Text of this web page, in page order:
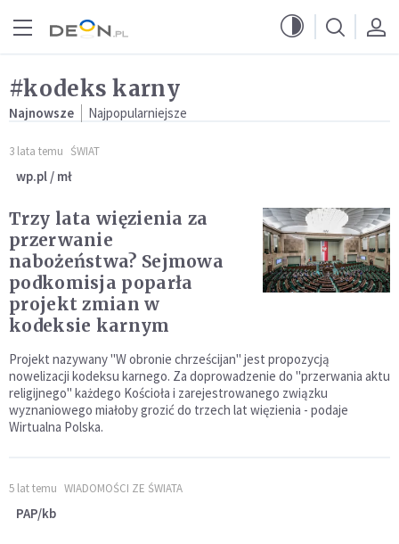
#kodeks karny
Najnowsze Najpopularniejsze
3 lata temu ŚWIAT
wp.pl / mł
Trzy lata więzienia za
przerwanie
nabożeństwa? Sejmowa
podkomisja poparła
projekt zmian w
kodeksie karnym
Projekt nazywany "W obronie chrześcijan" jest propozycją
nowelizacji kodeksu karnego. Za doprowadzenie do "przerwania aktu
religijnego" każdego Kościoła i zarejestrowanego związku
wyznaniowego miałoby grozić do trzech lat więzienia - podaje
Wirtualna Polska.
5 lat temu WIADOMOŚCI ZE ŚWIATA
PAP/kb